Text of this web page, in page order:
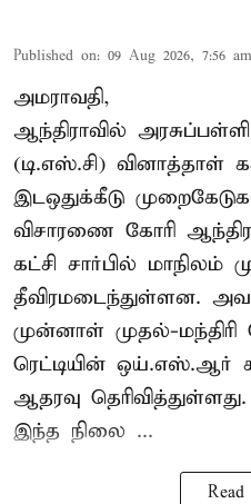
Published on: 09 Aug 2026, 7:56 am
அமராவதி,
ஆந்திராவில்
(டி.எஸ்.சி) வினாத்தாள்
இடஒதுக்கீடு
விசாரணை கோரி
கட்சி சார்பில் மாநிலம்
தீவிரமடைந்துள்ளன.
முன்னாள் முதல்-
ரெட்டியின் ஒய்.எஸ்.ஆர்
ஆதரவு தெரிவித்துள்ளது.
இந்த நிலை ...